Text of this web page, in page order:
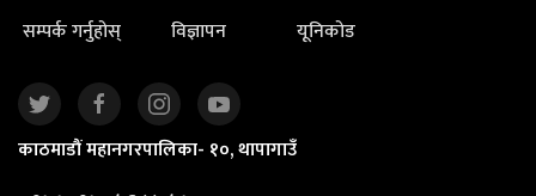
सम्पर्क गर्नुहोस्
विज्ञापन यूनिकोड
काठमाडौं महानगरपालिका- १०, थापागाउँ